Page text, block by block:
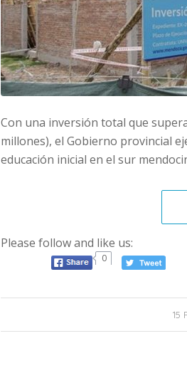
Con una inversión total que
millones), el Gobierno provincial
educación inicial en el sur
Please follow and like us:
0
15